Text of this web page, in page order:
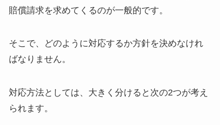
賠償請求を求めてくるのが一般的です。
そこで、どのように対応するか方針を決めなけれ
ばなりません。
対応方法としては、大きく分けると次の2つが考え
られます。